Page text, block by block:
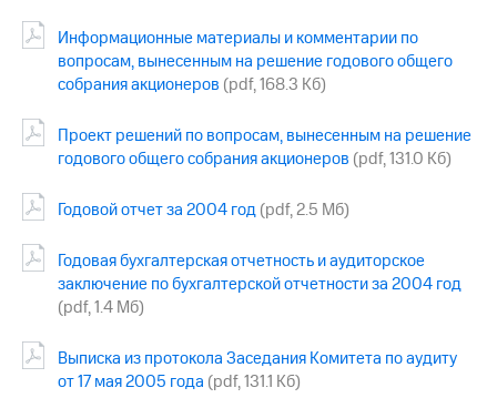
о технологиях
Достижения
Финансовая
Новости
в
регионе
и акционерам
Корпоративное
Информационные материалы и комментарии по
вопросам, вынесенным на решение годового общего
собрания акционеров (pdf, 168.3 Кб)
Проект решений по вопросам, вынесенным на решение
годового общего собрания акционеров (pdf, 131.0 Кб)
Годовой отчет за 2004 год(pdf, 2.5 Мб)
Годовая бухгалтерская отчетность и аудиторское
заключение по бухгалтерской отчетности за 2004 год
(pdf, 1.4 Мб)
Выписка из протокола Заседания Комитета по аудиту
от 17 мая 2005 года (pdf, 131.1 Кб)